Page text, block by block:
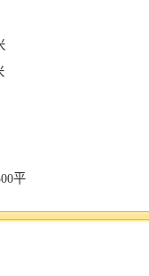
平
层租，其他面